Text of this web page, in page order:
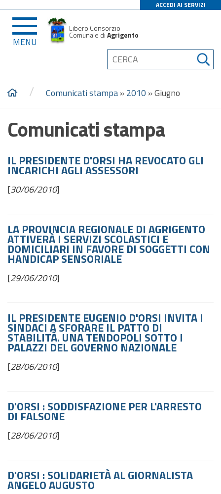
ACCEDI AI SERVIZI
MENU
Libero Consorzio
Comunale diAgrigento
/ Comunicati stampa»2010 »Giugno
Comunicati stampa
IL PRESIDENTE D'ORSI HA REVOCATO GLI
INCARICHI AGLI ASSESSORI
[30/06/2010]
LA PROVINCIA REGIONALE DI AGRIGENTO
ATTIVERÀ I SERVIZI SCOLASTICI E
DOMICILIARI IN FAVORE DI SOGGETTI CON
HANDICAP SENSORIALE
[29/06/2010]
IL PRESIDENTE EUGENIO D'ORSI INVITA I
SINDACI A SFORARE IL PATTO DI
STABILITÀ. UNA TENDOPOLI SOTTO I
PALAZZI DEL GOVERNO NAZIONALE
[28/06/2010]
D'ORSI : SODDISFAZIONE PER L'ARRESTO
DI FALSONE
[28/06/2010]
D'ORSI : SOLIDARIETÀ AL GIORNALISTA
ANGELO AUGUSTO